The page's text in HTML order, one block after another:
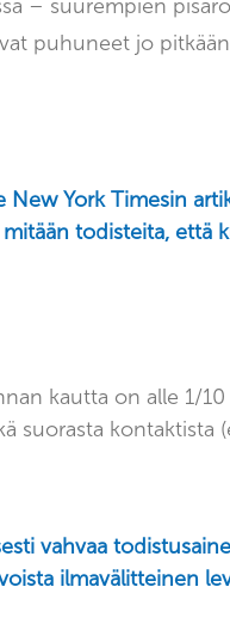
– suurempien
puhuneet jo
York Timesin
todisteita, että
kautta on alle 1/
suorasta kontaktista
vahvaa
ilmavälitteinen